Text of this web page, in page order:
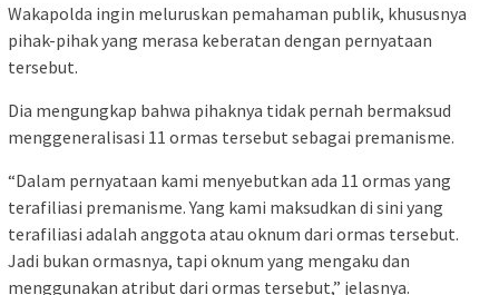
Wakapolda ingin meluruskan pemahaman publik, khususnya
pihak-pihak yang merasa keberatan dengan pernyataan
tersebut.
Dia mengungkap bahwa pihaknya tidak pernah bermaksud
menggeneralisasi 11 ormas tersebut sebagai premanisme.
“Dalam pernyataan kami menyebutkan ada 11 ormas yang
terafiliasi premanisme. Yang kami maksudkan di sini yang
terafiliasi adalah anggota atau oknum dari ormas tersebut.
Jadi bukan ormasnya, tapi oknum yang mengaku dan
menggunakan atribut dari ormas tersebut,” jelasnya.